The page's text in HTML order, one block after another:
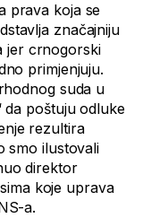
prava koja se
značajniju
jer crnogorski
primjenjuju.
suda u
da poštuju odluke
rezultira
smo ilustovali
direktor
koje uprava
a.